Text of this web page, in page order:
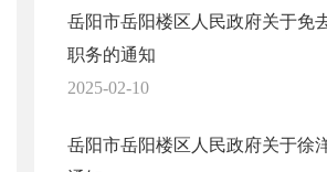
岳阳市岳阳楼区人民政府关于免
职务的通知
2025-02-10
岳阳市岳阳楼区人民政府关于徐